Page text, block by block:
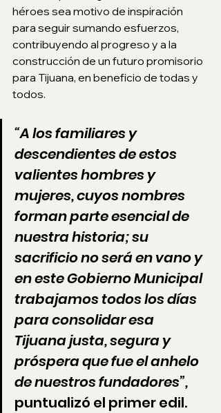
héroes sea motivo de inspiración
para seguir sumando esfuerzos,
contribuyendo al progreso y a la
construcción de un futuro promisorio
para Tijuana, en beneficio de todas y
todos.
“A los familiares y
descendientes de estos
valientes hombres y
mujeres, cuyos nombres
forman parte esencial de
nuestra historia; su
sacrificio no será en vano y
en este Gobierno Municipal
trabajamos todos los días
para consolidar esa
Tijuana justa, segura y
próspera que fue el anhelo
de nuestros fundadores”,
puntualizó el primer edil.